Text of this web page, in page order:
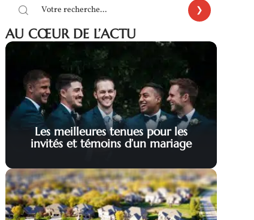
AU CŒUR DE L’ACTU
Les meilleures tenues pour les
invités et témoins d’un mariage